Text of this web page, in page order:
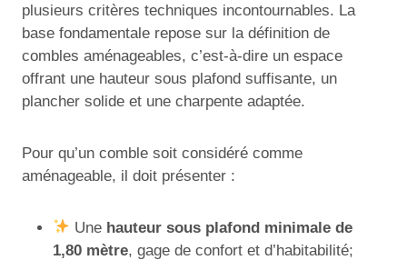
plusieurs critères techniques incontournables. La
base fondamentale repose sur la définition de
combles aménageables, c’est-à-dire un espace
offrant une hauteur sous plafond suffisante, un
plancher solide et une charpente adaptée.
Pour qu’un comble soit considéré comme
aménageable, il doit présenter :
Une hauteur sous plafond minimale de
1,80 mètre, gage de confort et d’habitabilité;